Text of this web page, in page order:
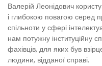
Валерій Леонідович
і глибокою повагою серед
спільноти у сфері
нам потужну інституційну
фахівців, для яких був
людини, відданої справі.